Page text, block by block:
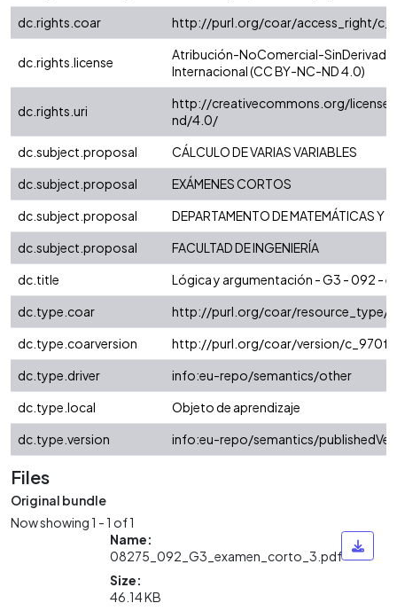
dc.rights.coar
http://purl.org/coar/access_right/
dc.rights.license
Atribución-NoComercial-
Internacional (CC BY-NC-ND 4.0)
dc.rights.uri
http://creativecommons.org/
nd/4.0/
dc.subject.proposal
CÁLCULO DE VARIAS VARIABLES
dc.subject.proposal
EXÁMENES CORTOS
dc.subject.proposal
DEPARTAMENTO DE MATEMÁTICAS Y
dc.subject.proposal
FACULTAD DE INGENIERÍA
dc.title
Lógica y argumentación - G3 - 092 -
dc.type.coar
http://purl.org/coar/resource_type/
dc.type.coarversion
http://purl.org/coar/version/
dc.type.driver
info:eu-repo/semantics/other
dc.type.local
Objeto de aprendizaje
dc.type.version
info:eu-repo/semantics/
Files
Original bundle
Now showing1 - 1 of 1
Name:
08275_092_G3_examen_corto_3.pdf
Size:
46.14 KB